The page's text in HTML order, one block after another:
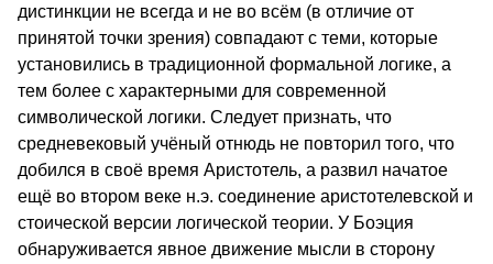
дистинкции не всегда и не во всём (в отличие от
принятой точки зрения) совпадают с теми, которые
установились в традиционной формальной логике, а
тем более с характерными для современной
символической логики. Следует признать, что
средневековый учёный отнюдь не повторил того, что
добился в своё время Аристотель, а развил начатое
ещё во втором веке н.э. соединение аристотелевской и
стоической версии логической теории. У Боэция
обнаруживается явное движение мысли в сторону